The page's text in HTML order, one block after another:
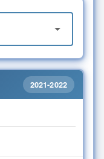
2021-2022